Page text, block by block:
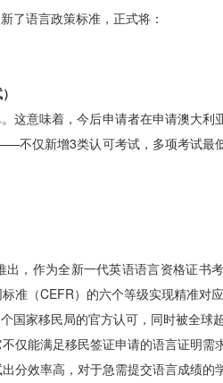
了语言政策标准，正式将：
这意味着，今后申请者在申请澳大利
不仅新增3类认可考试，多项考试最
，作为全新一代英语语言资格证书
准（CEFR）的六个等级实现精准对应
国家移民局的官方认可，同时被全球
仅能满足移民签证申请的语言证明需
分效率高，对于急需提交语言成绩的